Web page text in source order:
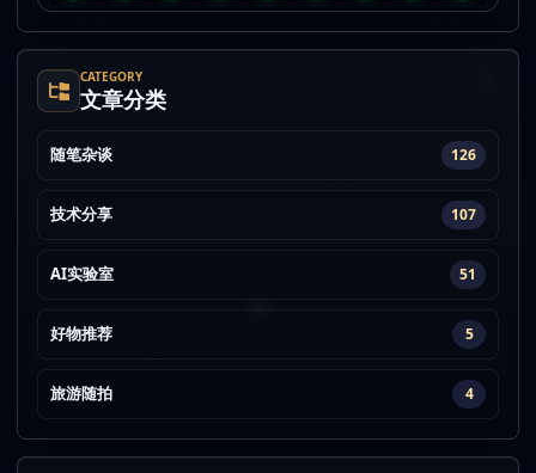
CATEGORY
文章分类
随笔杂谈 126
技术分享 107
AI实验室 51
好物推荐 5
旅游随拍 4